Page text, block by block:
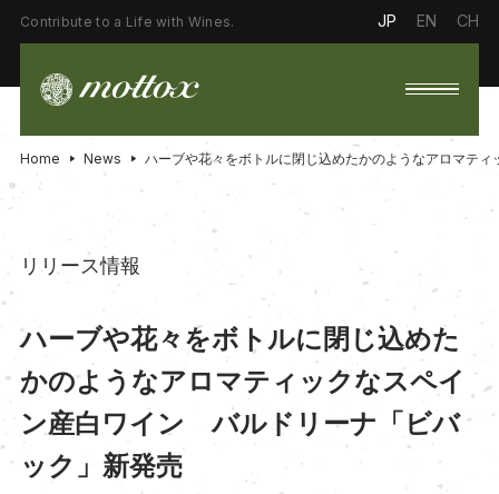
Contribute to a Life with Wines. JP EN CH
Home News ハーブや花々をボトルに閉じ込めたかのようなアロマテ
リリース情報
ハーブや花々をボトルに閉じ込めた
かのようなアロマティックなスペイ
ン産白ワイン バルドリーナ「ビバ
ック」新発売